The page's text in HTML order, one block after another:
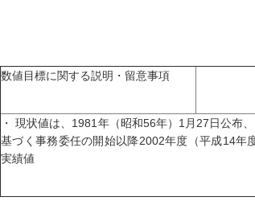
数値目標に関する説明・留意事項
・ 現状値は、1981年（昭和56年）1月27日公布
基づく事務委任の開始以降2002年度（平成14年
実績値